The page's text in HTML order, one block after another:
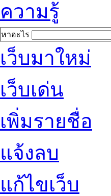
ความรู้
หาอะไร
เว็บมาใหม่
เว็บเด่น
เพิ่มรายชื่อ
แจ้งลบ
แก้ไขเว็บ